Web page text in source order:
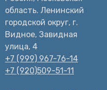
область. Ленинский
городской округ, г.
Видное, Завидная
улица, 4
+7 (999) 967-76-14
+7 (920)509-51-11